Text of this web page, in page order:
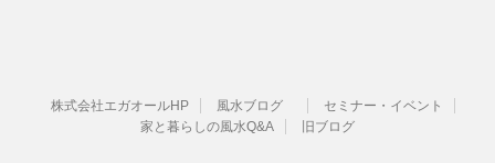
株式会社エガオールHP 風水ブログ
セミナー・イベント
家と暮らしの風水Q&A
旧ブログ